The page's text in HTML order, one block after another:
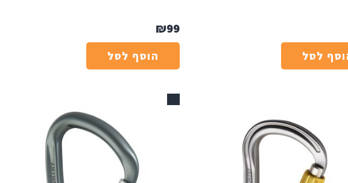
לסל
₪99
הוסף לסל